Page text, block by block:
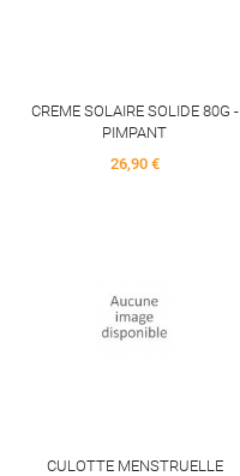
CREME SOLAIRE SOLIDE 80G -
PIMPANT
Price
26,90 €
CULOTTE MENSTRUELLE